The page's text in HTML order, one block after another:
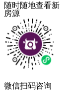
随时随地查看新
房源
微信扫码咨询